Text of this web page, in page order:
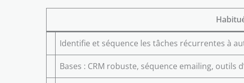
Identifie et séquence les tâches récurrentes à
Bases : CRM robuste, séquence emailing, outils